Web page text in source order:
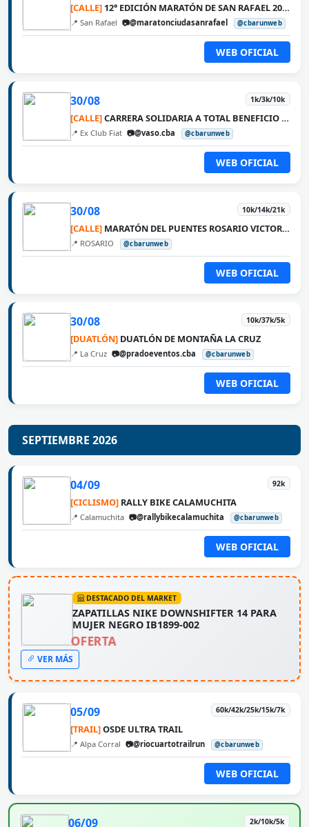
[CALLE] 12° EDICIÓN MARATÓN DE SAN RAFAEL 2026
📍 San Rafael 📷@maratonciudasanrafael @cbarunweb
WEB OFICIAL
30/08 1k/3k/10k
[CALLE]CARRERA SOLIDARIA A TOTAL BENEFICIO DE VASO
📍 Ex Club Fiat 📷@vaso.cba @cbarunweb
WEB OFICIAL
30/08 10k/14k/21k
[CALLE] MARATÓN DEL PUENTES ROSARIO VICTORIA
📍 ROSARIO @cbarunweb
WEB OFICIAL
30/08 10k/37k/5k
[DUATLÓN] DUATLÓN DE MONTAÑA LA CRUZ
📍 La Cruz 📷@pradoeventos.cba @cbarunweb
WEB OFICIAL
SEPTIEMBRE 2026
04/09 92k
[CICLISMO] RALLY BIKE CALAMUCHITA
📍 Calamuchita 📷@rallybikecalamuchita @cbarunweb
WEB OFICIAL
DESTACADO DEL MARKET
ZAPATILLAS NIKE DOWNSHIFTER 14 PARA
MUJER NEGRO IB1899-002
OFERTA
VER MÁS
05/09 60k/42k/25k/15k/7k
[TRAIL]OSDE ULTRA TRAIL
📍 Alpa Corral 📷@riocuartotrailrun @cbarunweb
WEB OFICIAL
06/09 2k/10k/5k